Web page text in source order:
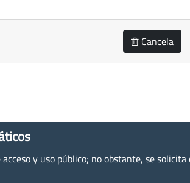
Cancela
y uso público; no obstante, se